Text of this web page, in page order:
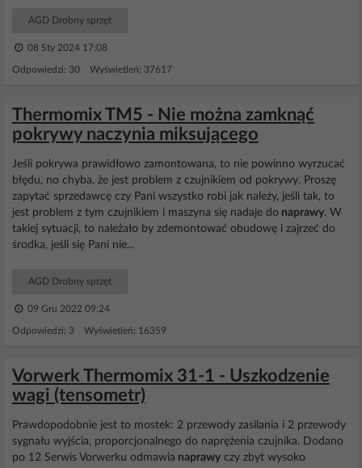
AGD Drobny sprzęt
08 Sty 2024 17:08
Odpowiedzi: 30 Wyświetleń: 37617
Thermomix TM5 - Nie można zamknąć
pokrywy naczynia miksującego
Jeśli pokrywa prawidłowo zamontowana, to nie powinno wyrzucać
błędu, no chyba, że jest problem z czujnikiem od pokrywy. Proszę
zapytać sprzedawcę czy Pani wszystko robi jak należy, jeśli tak, to
jest problem z tym czujnikiem i maszyna się nadaje do naprawy. W
takiej sytuacji, to należało by zdemontować obudowę i zajrzeć do
środka, jeśli się Pani nie...
AGD Drobny sprzęt
09 Gru 2022 09:24
Odpowiedzi: 3 Wyświetleń: 16359
Vorwerk Thermomix 31-1 - Uszkodzenie
wagi (tensometr)
Prawdopodobnie jest to mostek: 2 przewody zasilania i 2 przewody
sygnału wyjścia, proporcjonalnego do naprężenia czujnika. Dodano
po 12 Serwis Vorwerku odmawia naprawy czy zbyt wysoko